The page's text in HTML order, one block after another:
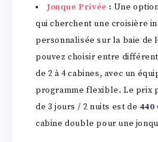
Jonque Privée : Une
qui cherchent une croisière
personnalisée sur la baie de
pouvez choisir entre
de 2 à 4 cabines, avec un
programme flexible. Le prix
de 3 jours / 2 nuits est de 440
cabine double pour une